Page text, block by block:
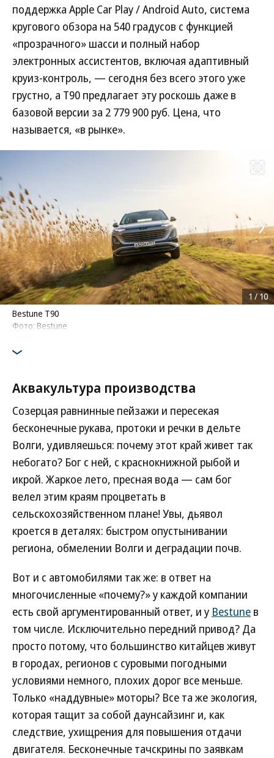
поддержка Apple Car Play / Android Auto, система
кругового обзора на 540 градусов с функцией
«прозрачного» шасси и полный набор
электронных ассистентов, включая адаптивный
круиз-контроль, — сегодня без всего этого уже
грустно, а Т90 предлагает эту роскошь даже в
базовой версии за 2 779 900 руб. Цена, что
называется, «в рынке».
Развернуть
Bestune T90
Фото: Bestune
1 /10
Аквакультура производства
Созерцая равнинные пейзажи и пересекая
бесконечные рукава, протоки и речки в дельте
Волги, удивляешься: почему этот край живет так
небогато? Бог с ней, с краснокнижной рыбой и
икрой. Жаркое лето, пресная вода — сам бог
велел этим краям процветать в
сельскохозяйственном плане! Увы, дьявол
кроется в деталях: быстром опустынивании
региона, обмелении Волги и деградации почв.
Вот и с автомобилями так же: в ответ на
многочисленные «почему?» у каждой компании
есть свой аргументированный ответ, и у Bestune в
том числе. Исключительно передний привод? Да
просто потому, что большинство китайцев живут
в городах, регионов с суровыми погодными
условиями немного, плохих дорог все меньше.
Только «наддувные» моторы? Все та же экология,
которая тащит за собой даунсайзинг и, как
следствие, ухищрения для повышения отдачи
двигателя. Бесконечные тачскрины по заявкам